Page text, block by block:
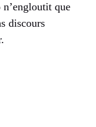
n’engloutit que
discours